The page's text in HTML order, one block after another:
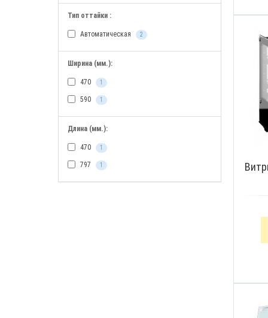
Тип оттайки :
Автоматическая 2
Ширина (мм.):
470 1
590 1
Длина (мм.):
470 1
797 1